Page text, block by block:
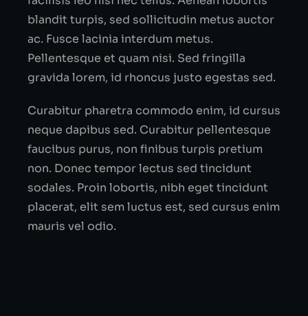
blandit turpis, sed sollicitudin metus auctor
ac. Fusce lacinia interdum metus.
Pellentesque et quam nisi. Sed fringilla
gravida lorem, id rhoncus justo egestas sed.
Curabitur pharetra commodo enim, id cursus
neque dapibus sed. Curabitur pellentesque
faucibus purus, non finibus turpis pretium
non. Donec tempor lectus sed tincidunt
sodales. Proin lobortis, nibh eget tincidunt
placerat, elit sem luctus est, sed cursus enim
mauris vel odio.